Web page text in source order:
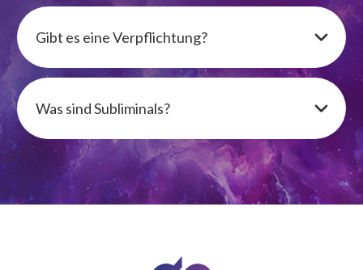
Gibt es eine Verpflichtung?
Was sind Subliminals?